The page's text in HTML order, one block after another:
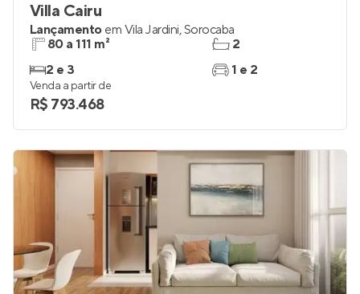
Villa Cairu
Lançamento em Vila Jardini,Sorocaba
80 a 111 m²
2 e 3
2
1 e 2
Venda a partir de
R$ 793.468